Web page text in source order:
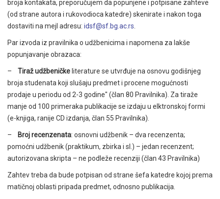
broja kontakata, preporučujem da popunjene i potpisane zahteve
(od strane autora i rukovodioca katedre) skenirate i nakon toga
dostaviti na mejl adresu: idsf@sf.bg.ac.rs
Par izvoda iz pravilnika o udžbenicima i napomena za lakše
popunjavanje obrazaca:
– Tiraž udžbeničke literature se utvrđuje na osnovu godišnjeg
broja studenata koji slušaju predmet i procene mogućnosti
prodaje u periodu od 2-3 godine" (član 80 Pravilnika). Za tiraže
manje od 100 primeraka publikacije se izdaju u elktronskoj formi
(e-knjiga, ranije CD izdanja, član 55 Pravilnika).
– Broj recenzenata: osnovni udžbenik – dva recenzenta;
pomoćni udžbenik (praktikum, zbirka i sl.) – jedan recenzent;
autorizovana skripta – ne podleže recenziji (član 43 Pravilnika)
Zahtev treba da bude potpisan od strane šefa katedre kojoj prema
matičnoj oblasti pripada predmet, odnosno publikacija.